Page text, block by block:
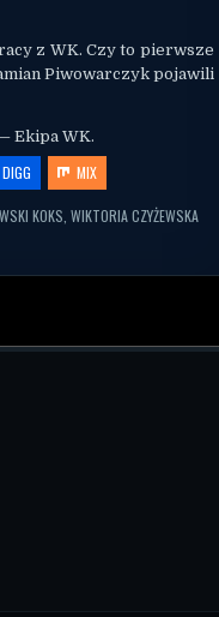
z WK. Czy to pierwsze
Piwowarczyk pojawili
Ekipa WK.
DIGG MIX
KOKS ,WIKTORIA CZYŻEWSKA